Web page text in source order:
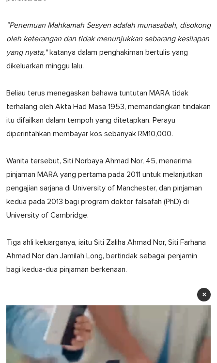
"Penemuan Mahkamah Sesyen adalah munasabah, disokong
oleh keterangan dan tidak menunjukkan sebarang kesilapan
yang nyata,"katanya dalam penghakiman bertulis yang
dikeluarkan minggu lalu.
Beliau terus menegaskan bahawa tuntutan MARA tidak
terhalang oleh Akta Had Masa 1953, memandangkan tindakan
itu difailkan dalam tempoh yang ditetapkan. Perayu
diperintahkan membayar kos sebanyak RM10,000.
Wanita tersebut, Siti Norbaya Ahmad Nor, 45, menerima
pinjaman MARA yang pertama pada 2011 untuk melanjutkan
pengajian sarjana di University of Manchester, dan pinjaman
kedua pada 2013 bagi program doktor falsafah (PhD) di
University of Cambridge.
Tiga ahli keluarganya, iaitu Siti Zaliha Ahmad Nor, Siti Farhana
Ahmad Nor dan Jamilah Long, bertindak sebagai penjamin
bagi kedua-dua pinjaman berkenaan.
×